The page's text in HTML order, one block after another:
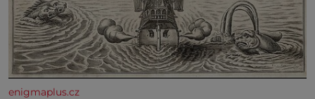
enigmaplus.cz